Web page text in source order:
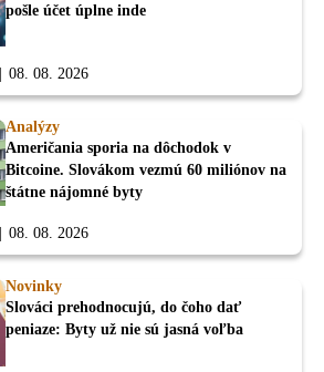
pošle účet úplne inde
08. 08. 2026
Analýzy
Američania sporia na dôchodok v
Bitcoine. Slovákom vezmú 60 miliónov na
štátne nájomné byty
08. 08. 2026
Novinky
Slováci prehodnocujú, do čoho dať
peniaze: Byty už nie sú jasná voľba